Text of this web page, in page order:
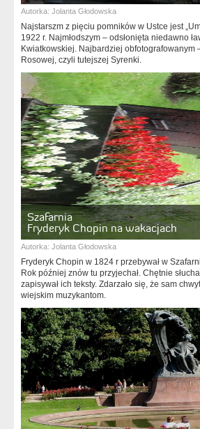
Autorka: Jolanta Głodowska
Najstarszm z pięciu pomników w Ustce jest
1922 r. Najmłodszym – odsłonięta niedawno
Kwiatkowskiej. Najbardziej obfotografowanym
Rosowej, czyli tutejszej Syrenki.
Szafarnia
Fryderyk Chopin na wakacjach
Autorka: Jolanta Głodowska
Fryderyk Chopin w 1824 r przebywał w
Rok później znów tu przyjechał. Chętnie
zapisywał ich teksty. Zdarzało się, że sam
wiejskim muzykantom.